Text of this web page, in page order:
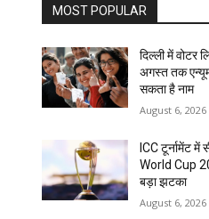
MOST POPULAR
दिल्ली में वोटर
अगस्त तक
सकता है नाम
August 6, 2026
ICC टूर्नामेंट में
World Cup
बड़ा झटका
August 6, 2026